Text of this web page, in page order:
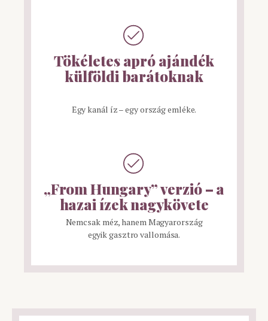
Tökéletes apró ajándék
külföldi barátoknak
Egy kanál íz – egy ország emléke.
„From Hungary” verzió – a
hazai ízek nagykövete
Nemcsak méz, hanem Magyarország
egyik gasztro vallomása.